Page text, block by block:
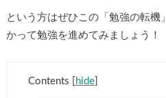
という方はぜひこの「勉強の転機
かって勉強を進めてみましょう！
Contents hide]